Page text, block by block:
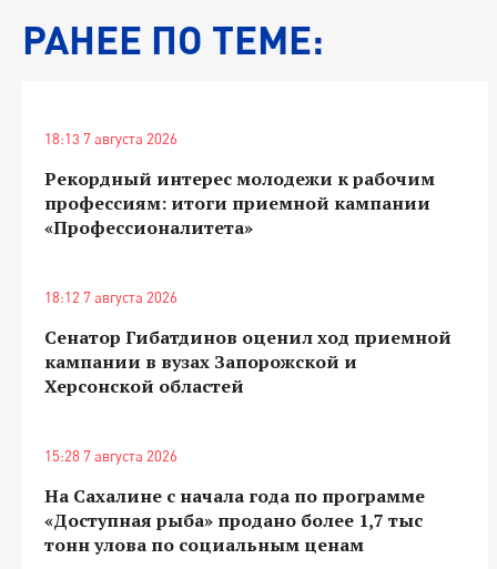
РАНЕЕ ПО ТЕМЕ:
18:13 7 августа 2026
Рекордный интерес молодежи к рабочим
профессиям: итоги приемной кампании
«Профессионалитета»
18:12 7 августа 2026
Сенатор Гибатдинов оценил ход приемной
кампании в вузах Запорожской и
Херсонской областей
15:28 7 августа 2026
На Сахалине с начала года по программе
«Доступная рыба» продано более 1,7 тыс
тонн улова по социальным ценам